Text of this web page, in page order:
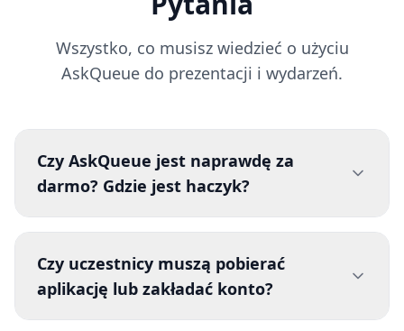
Wszystko, co musisz wiedzieć o użyciu
AskQueue do prezentacji i wydarzeń.
Czy AskQueue jest naprawdę za
darmo? Gdzie jest haczyk?
Tak, AskQueue jest w 100% za darmo bez
premium. Nie ma haczyka - wierzymy, że każdy
powinien mieć dostęp do świetnych narzędzi do
angażowania publiczności. Możesz tworzyć
Czy uczestnicy muszą pobierać
aplikację lub zakładać konto?